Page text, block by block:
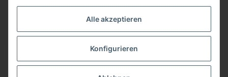
Alle akzeptieren
Konfigurieren
Gesetzliche Informationen
Vertrag widerrufen
* Alle Preise zzgl. gesetzlicher USt., zzgl.Versand